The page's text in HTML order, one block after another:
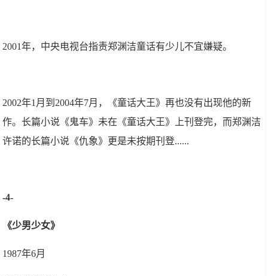
2001年，中央电视台指责郑渊洁童话有少儿不宜嫌疑。
2002年1月到2004年7月，《童话大王》再也没有出现他的新
作。长篇小说《鬼车》未在《童话大王》上刊登完，而郑渊洁
许诺的长篇小说《仇象》更是未按期刊登......
-4-
《少男少女》
1987年6月